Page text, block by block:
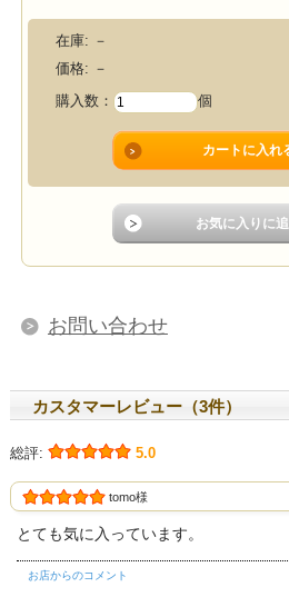
在庫: －
価格: －
購入数：
個
お問い合わせ
カスタマーレビュー（3件）
総評: 5.0
tomo様
とても気に入っています。
お店からのコメント